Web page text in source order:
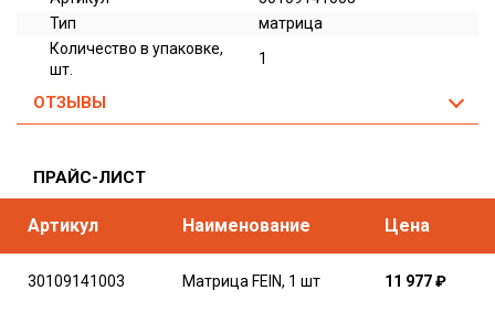
Тип
матрица
Количество в упаковке,
шт.
1
ОТЗЫВЫ
ПРАЙС-ЛИСТ
Артикул Наименование Цена
30109141003 Матрица FEIN, 1 шт 11 977₽